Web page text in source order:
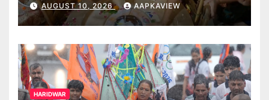
AUGUST 10, 2026 AAPKAVIEW
HARIDWAR